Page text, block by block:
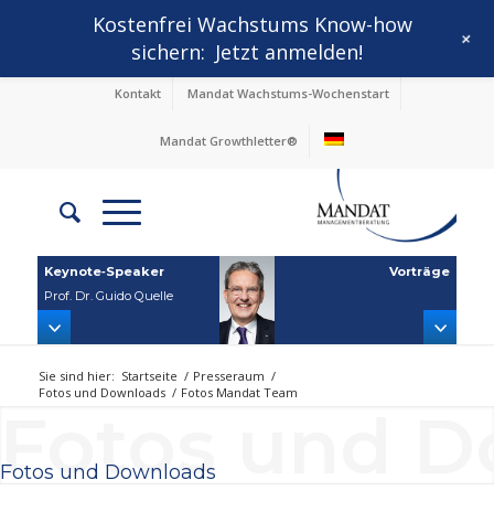
Kontakt Mandat Wachstums-Wochenstart
Mandat Growthletter®
Keynote‑Speaker
Prof. Dr. Guido Quelle
Vorträge
Sie sind hier: Startseite / Presseraum /
Fotos und Downloads / Fotos Mandat Team
Fotos und
Fotos und Downloads
Kostenfrei Wachstums Know-how
sichern: Jetzt anmelden! +